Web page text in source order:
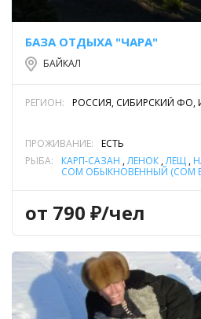
БАЗА ОТДЫХА "ЧАРА"
БАЙКАЛ
РЕГИОН: РОССИЯ, СИБИРСКИЙ ФО,
ПРОЖИВАНИЕ:
ЕСТЬ
РЫБА:
КАРП-САЗАН ,ЛЕНОК ,ЛЕЩ ,
СОМ ОБЫКНОВЕННЫЙ (СОМ
от 790 ₽/чел